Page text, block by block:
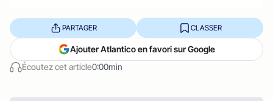
Écoutez cet article0:00min
PARTAGER CLASSER
Ajouter Atlantico en favori sur Google